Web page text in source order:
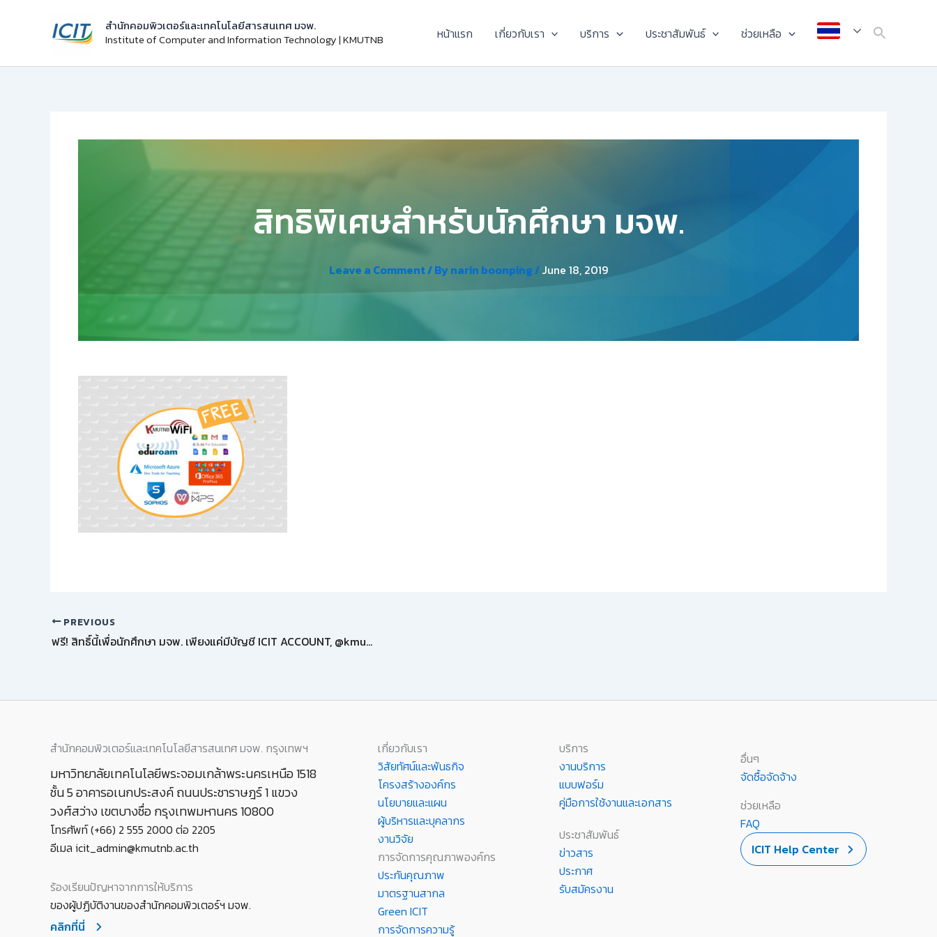
สำนักคอมพิวเตอร์และเทคโนโลยีสารสนเทศ มจพ.
Institute of Computer and Information Technology | KMUTNB
หน้าแรก เกี่ยวกับเรา บริการ ประชาสัมพันธ์ ช่วยเหลือ
สิทธิพิเศษสำหรับนักศึกษา มจพ.
Leave a Comment/ Bynarin boonping/June 18, 2019
PREVIOUS
ฟรี! สิทธิ์นี้เพื่อนักศึกษา มจพ. เพียงแค่มีบัญชี ICIT ACCOUNT, @kmutnb.ac.th, @email.kmutnb.ac.th
สำนักคอมพิวเตอร์และเทคโนโลยีสารสนเทศ มจพ. กรุงเทพฯ
มหาวิทยาลัยเทคโนโลยีพระจอมเกล้าพระนครเหนือ 1518
ชั้น 5 อาคารอเนกประสงค์ ถนนประชาราษฎร์ 1 แขวง
วงศ์สว่าง เขตบางซื่อ กรุงเทพมหานคร 10800
โทรศัพท์ (+66) 2 555 2000 ต่อ 2205
อีเมล icit_admin@kmutnb.ac.th
ร้องเรียนปัญหาจากการให้บริการ
ของผู้ปฏิบัติงานของสำนักคอมพิวเตอร์ฯ มจพ.
คลิกที่นี่
เกี่ยวกับเรา
วิสัยทัศน์และพันธกิจ
โครงสร้างองค์กร
นโยบายและแผน
ผู้บริหารและบุคลากร
งานวิจัย
การจัดการคุณภาพองค์กร
ประกันคุณภาพ
มาตรฐานสากล
Green ICIT
การจัดการความรู้
บริการ
งานบริการ
แบบฟอร์ม
คู่มือการใช้งานและเอกสาร
ประชาสัมพันธ์
ข่าวสาร
ประกาศ
รับสมัครงาน
อื่นๆ
จัดซื้อจัดจ้าง
ช่วยเหลือ
FAQ
ICIT Help Center